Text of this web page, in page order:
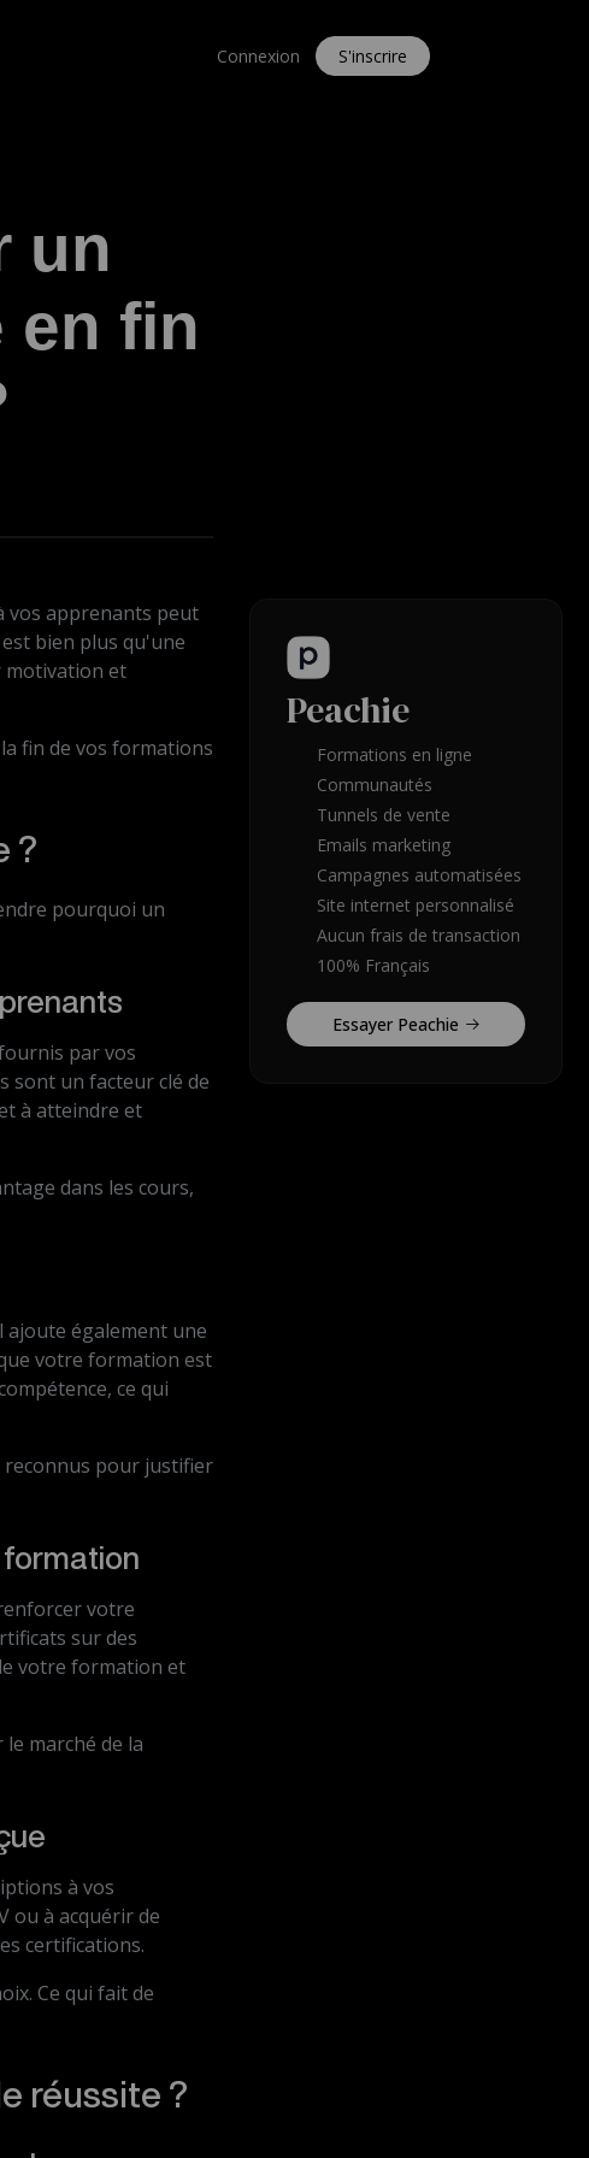
Connexion S'inscrire
un
en fin
Peachie
Formations en ligne
Communautés
Tunnels de vente
Emails marketing
Campagnes automatisées
Site internet personnalisé
Aucun frais de transaction
100% Français
Essayer Peachie
vos apprenants peut
bien plus qu'une
motivation et
fin de vos formations
?
pourquoi un
par vos
sont un facteur clé de
à atteindre et
dans les cours,
ajoute également une
votre formation est
ce qui
reconnus pour justifier
formation
votre
sur des
votre formation et
le marché de la
à vos
ou à acquérir de
certifications.
Ce qui fait de
réussite ?